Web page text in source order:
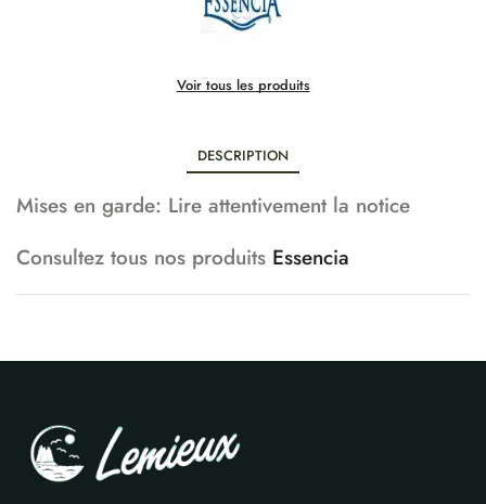
Voir tous les produits
DESCRIPTION
Mises en garde: Lire attentivement la notice
Consultez tous nos produits Essencia